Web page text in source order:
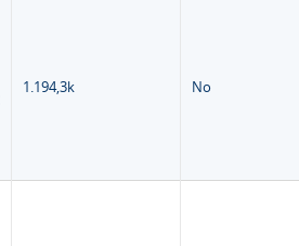
1.194,3k No